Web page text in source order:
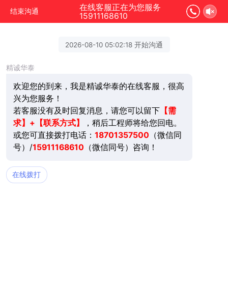
结束沟通
在线客服正在为您服务
15911168610
2026-08-10 05:02:18 开始沟通
精诚华泰
欢迎您的到来，我是精诚华泰的在线客服，很高
兴为您服务！
若客服没有及时回复消息，请您可以留下【需
求】+【联系方式】
，稍后工程师将给您回电。
或您可直接拨打电话： 18701357500 （微信同
号）/15911168610 （微信同号）咨询！
在线拨打